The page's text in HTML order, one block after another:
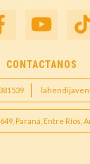
CONTACTANOS
Paraná, Entre Ríos,